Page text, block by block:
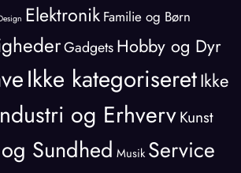
Elektronik Familie og Børn
GadgetsHobby og Dyr
Ikke kategoriseretIkke
og ErhvervKunst
Sundhed Musik Service